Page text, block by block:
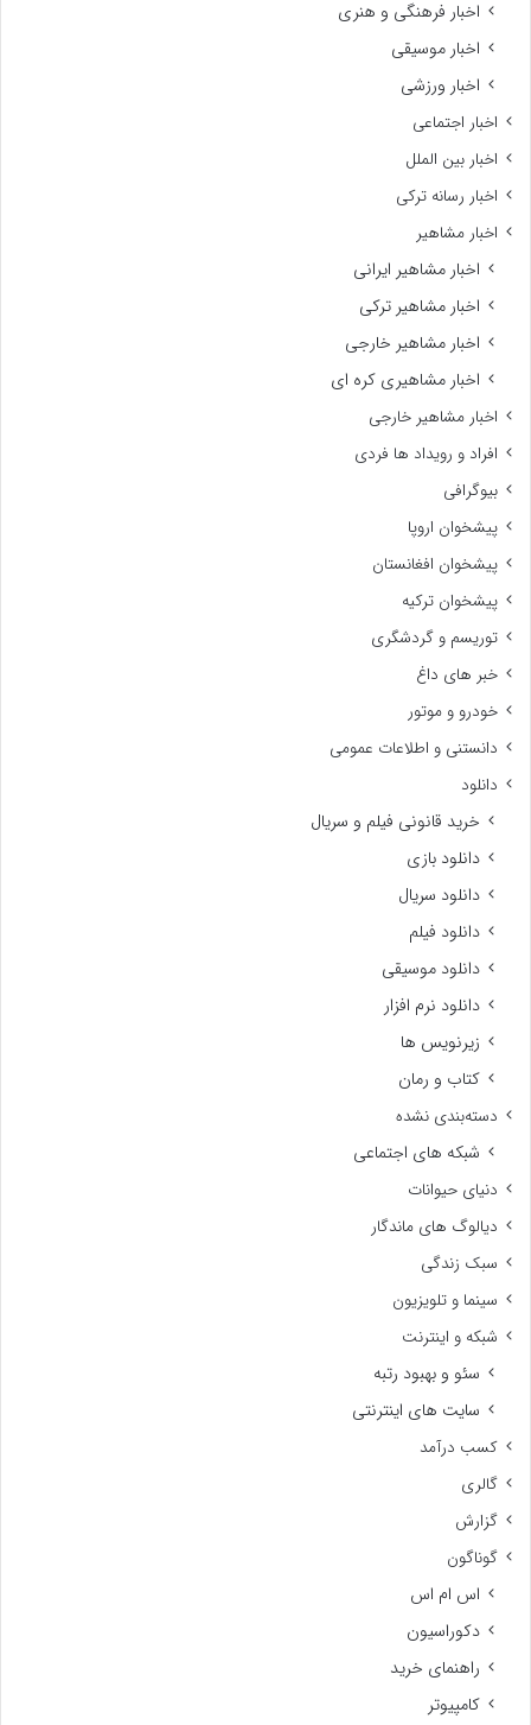
اخبار فرهنگی و هنری
اخبار موسیقی
اخبار ورزشی
اخبار اجتماعی
اخبار بین الملل
اخبار رسانه ترکی
اخبار مشاهیر
اخبار مشاهیر ایرانی
اخبار مشاهیر ترکی
اخبار مشاهیر خارجی
اخبار مشاهیری کره ای
اخبار مشاهیر خارجی
افراد و رویداد ها فردی
بیوگرافی
پیشخوان اروپا
پیشخوان افغانستان
پیشخوان ترکیه
توریسم و گردشگری
خبر های داغ
خودرو و موتور
دانستنی و اطلاعات عمومی
دانلود
خرید قانونی فیلم و سریال
دانلود بازی
دانلود سریال
دانلود فیلم
دانلود موسیقی
دانلود نرم افزار
زیرنویس ها
کتاب و رمان
دسته‌بندی نشده
شبکه های اجتماعی
دنیای حیوانات
دیالوگ های ماندگار
سبک زندگی
سینما و تلویزیون
شبکه و اینترنت
سئو و بهبود رتبه
سایت های اینترنتی
کسب درآمد
گالری
گزارش
گوناگون
اس ام اس
دکوراسیون
راهنمای خرید
کامپیوتر